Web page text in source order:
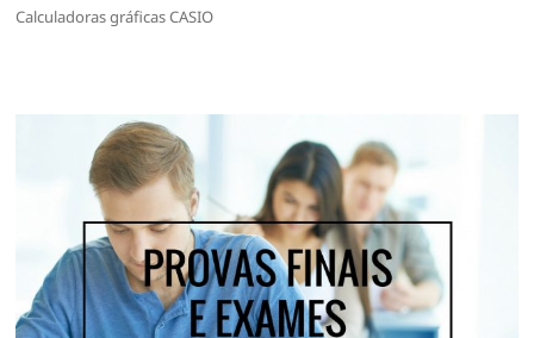
Calculadoras gráficas CASIO